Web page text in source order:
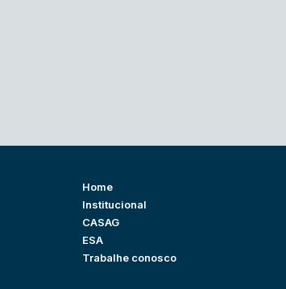
Home
Institucional
CASAG
ESA
Trabalhe conosco